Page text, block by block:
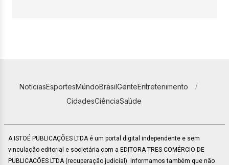
NotíciasEsportesMundoBrasilGenteEntretenimento
CidadesCiênciaSaúde
A ISTOÉ PUBLICAÇÕES LTDA é um portal digital independente e sem
vinculação editorial e societária com a EDITORA TRES COMÉRCIO DE
PUBLICACÕES LTDA (recuperação judicial). Informamos também que não